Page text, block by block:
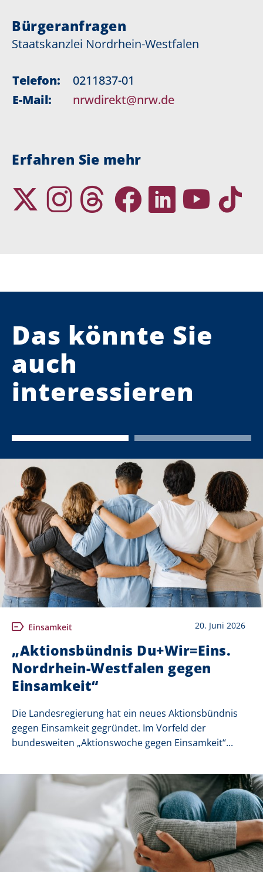
Bürgeranfragen
Staatskanzlei Nordrhein-Westfalen
Telefon:
0211837-01
E-Mail:
nrwdirekt@nrw.de
Erfahren Sie mehr
Das könnte Sie
auch
interessieren
Einsamkeit 20. Juni 2026
„Aktionsbündnis Du+Wir=Eins.
Nordrhein-Westfalen gegen
Einsamkeit“
Die Landesregierung hat ein neues Aktionsbündnis
gegen Einsamkeit gegründet. Im Vorfeld der
bundesweiten „Aktionswoche gegen Einsamkeit“...